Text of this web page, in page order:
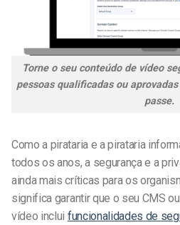
Torne o seu conteúdo de vídeo
pessoas qualificadas ou
passe.
Como a pirataria e a pirataria
todos os anos, a segurança e a
ainda mais críticas para os
significa garantir que o seu CMS
vídeo inclui funcionalidades de